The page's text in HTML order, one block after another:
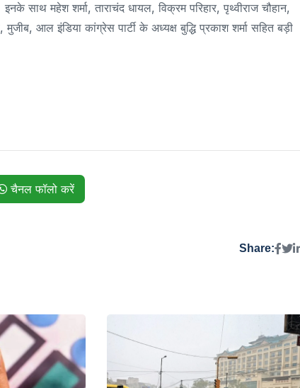
साथ महेश शर्मा, ताराचंद धायल, विक्रम परिहार, पृथ्वीराज चौहान,
आल इंडिया कांग्रेस पार्टी के अध्यक्ष बुद्धि प्रकाश शर्मा सहित बड़ी
चैनल फॉलो करें
Share: